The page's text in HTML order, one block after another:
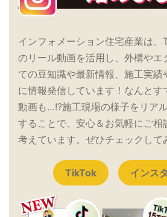
インフォメーション住宅産業は、
のリール動画を活用し、外構やエ
ての豆知識や最新情報、施工実績
に情報発信しています！なんとす
動画も…!?施工現場の様子をリア
することで、安心＆お気軽にご相
考えています。ぜひチェックして
TikTok インス